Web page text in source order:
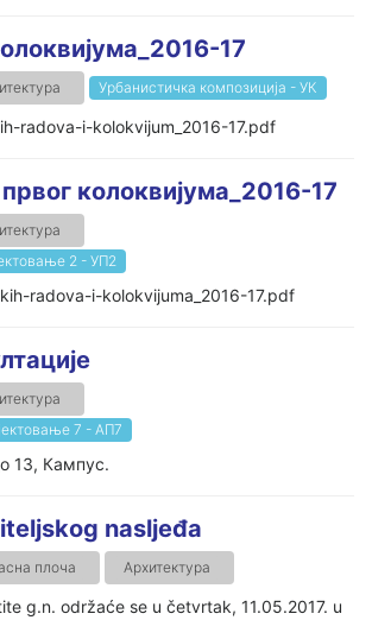
17
Урбанистичка композиција - УК
radova-i-kolokvijum_2016-17.pdf
колоквијума_2016-17
2 - УП2
radova-i-kolokvijuma_2016-17.pdf
7 - АП7
13, Кампус.
nasljeđa
плоча Архитектура
g.n. održaće se u četvrtak, 11.05.2017. u